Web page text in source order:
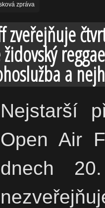
zpráva
zveřejňuje
a
Nejstarší
Open Air
dnech